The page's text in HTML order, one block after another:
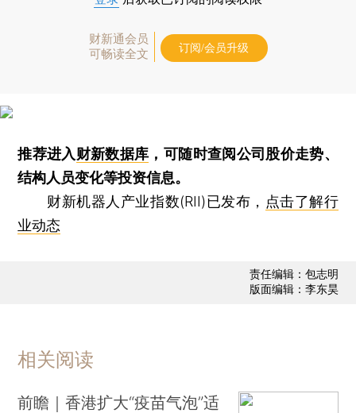
财新通会员
可畅读全文
订阅/会员升级
推荐进入财新数据库 ，可随时查阅公司股价走势、
结构人员变化等投资信息。
财新机器人产业指数(RII)已发布， 点击了解行
业动态
责任编辑：包志明
版面编辑：李东昊
相关阅读
前瞻｜香港扩大“疫苗气泡”适